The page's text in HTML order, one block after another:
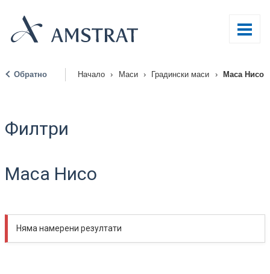
Обратно Начало › Маси › Градински маси › Маса Нисо
Филтри
Маса Нисо
Няма намерени резултати